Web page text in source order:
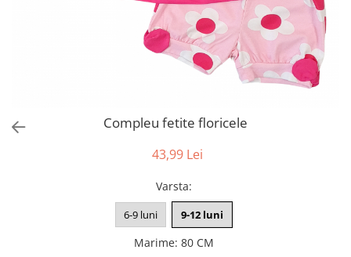
Compleu fetite floricele
43,99 Lei
Varsta:
6-9 luni 9-12 luni
Marime: 80 CM